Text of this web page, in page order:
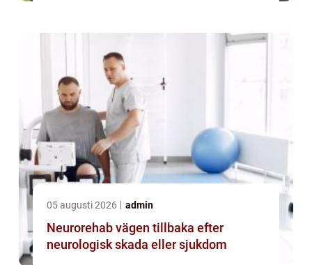
05 augusti 2026 admin
Neurorehab vägen tillbaka efter
neurologisk skada eller sjukdom